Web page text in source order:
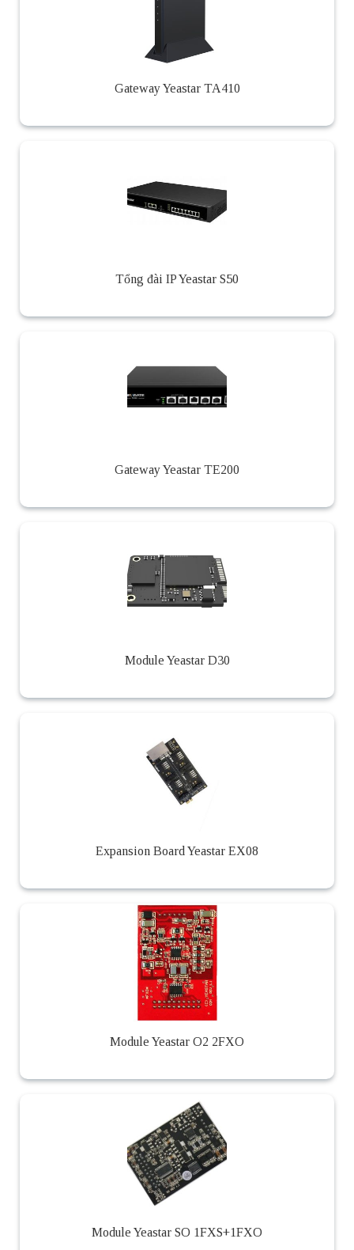
Gateway Yeastar TA410
Tổng đài IP Yeastar S50
Gateway Yeastar TE200
Module Yeastar D30
Expansion Board Yeastar EX08
Module Yeastar O2 2FXO
Module Yeastar SO 1FXS+1FXO